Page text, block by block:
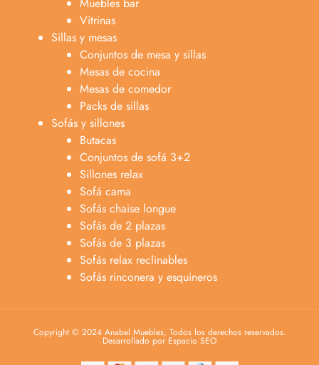
Vitrinas
Sillas y mesas
Conjuntos de mesa y sillas
Mesas de cocina
Mesas de comedor
Packs de sillas
Sofás y sillones
Butacas
Conjuntos de sofá 3+2
Sillones relax
Sofá cama
Sofás chaise longue
Sofás de 2 plazas
Sofás de 3 plazas
Sofás relax reclinables
Sofás rinconera y esquineros
Copyright © 2024 Anabel Muebles, Todos los derechos reservados.
Desarrollado por Espacio SEO